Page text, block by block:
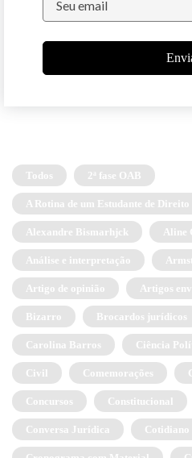
Todos 2ª fase OAB
A Rotina de um Estudante de Direito
Alexandre Bismarhjck Aline
Análise e interpretação
Artigo de opinião Artigos
Bizarro Brocardos jurídicos
Carolina Barros Ciência
Civil Comemorações
Concursos Constitucional
Conversa Jurídica